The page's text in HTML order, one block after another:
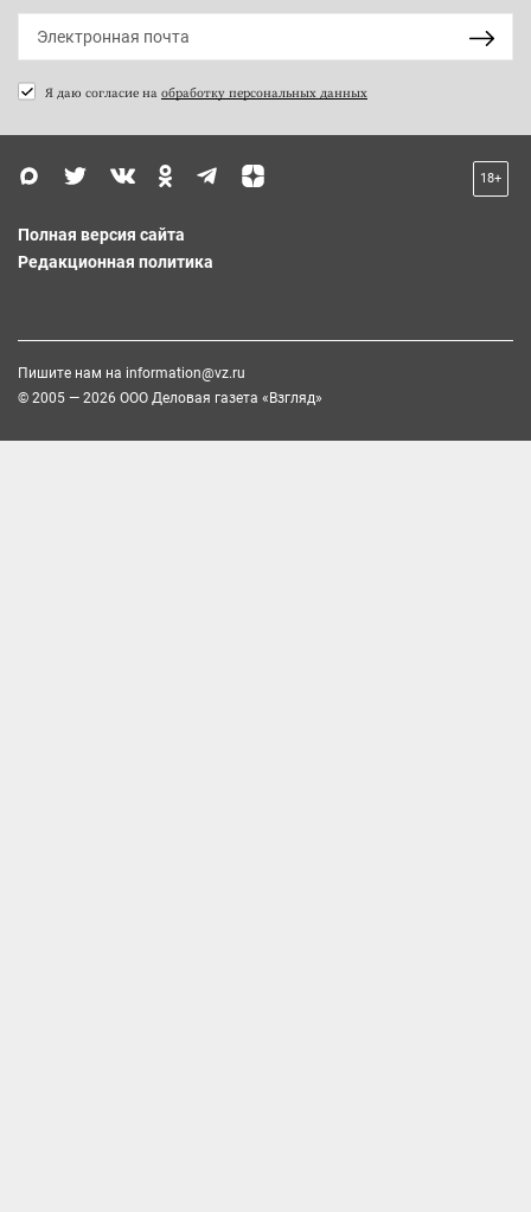
Я даю согласие на обработку персональных данных
18+
Полная версия сайта
Редакционная политика
Пишите нам на information@vz.ru
© 2005 — 2026 ООО Деловая газета «Взгляд»